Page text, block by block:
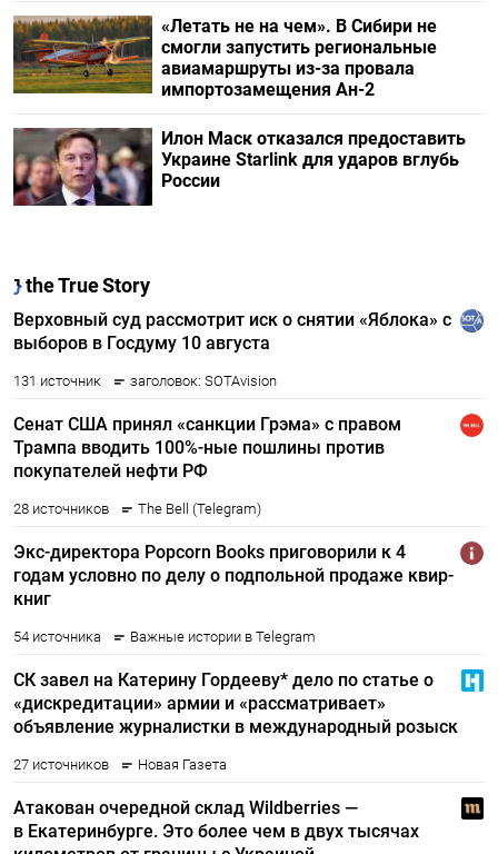
«Летать не на чем». В Сибири не
смогли запустить региональные
авиамаршруты из-за провала
импортозамещения Ан-2
Илон Маск отказался предоставить
Украине Starlink для ударов вглубь
России